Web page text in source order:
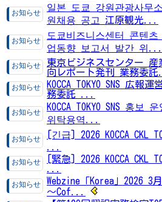
일본 도쿄 강원관광사무
원채용 공고 江原観光...
도쿄비즈니스센터 콘텐츠
업동향 보고서 발간 위...
東京ビジネスセンター 産
向レポート発刊 業務委託
KOCCA TOKYO SNS 広報運
務委託 ...
KOCCA TOKYO SNS 홍보 운
위탁용역...
[긴급] 2026 KOCCA CKL
[緊急] 2026 KOCCA CKL
Webzine「Korea」2026 3
～Cof...